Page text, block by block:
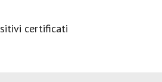
certificati